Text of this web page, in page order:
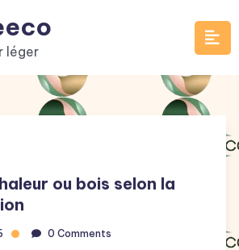
léger
ou bois selon la
0 Comments